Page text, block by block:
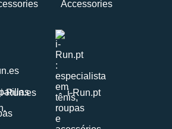
i-Run.es i-Run.pt